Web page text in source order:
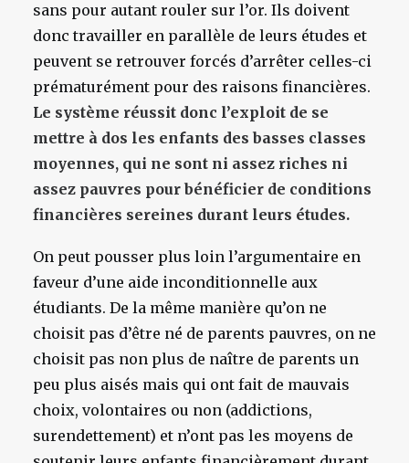
sans pour autant rouler sur l’or. Ils doivent
donc travailler en parallèle de leurs études et
peuvent se retrouver forcés d’arrêter celles-ci
prématurément pour des raisons financières.
Le système réussit donc l’exploit de se
mettre à dos les enfants des basses classes
moyennes, qui ne sont ni assez riches ni
assez pauvres pour bénéficier de conditions
financières sereines durant leurs études.
On peut pousser plus loin l’argumentaire en
faveur d’une aide inconditionnelle aux
étudiants. De la même manière qu’on ne
choisit pas d’être né de parents pauvres, on ne
choisit pas non plus de naître de parents un
peu plus aisés mais qui ont fait de mauvais
choix, volontaires ou non (addictions,
surendettement) et n’ont pas les moyens de